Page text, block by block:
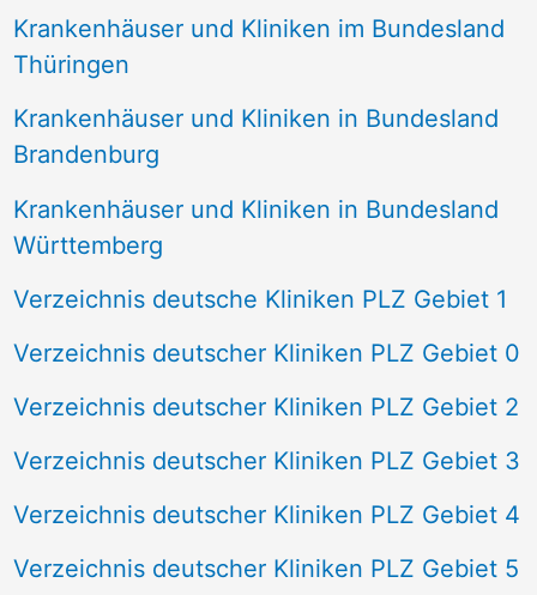
Krankenhäuser und Kliniken im Bundesland
Thüringen
Krankenhäuser und Kliniken in Bundesland
Brandenburg
Krankenhäuser und Kliniken in Bundesland
Württemberg
Verzeichnis deutsche Kliniken PLZ Gebiet 1
Verzeichnis deutscher Kliniken PLZ Gebiet 0
Verzeichnis deutscher Kliniken PLZ Gebiet 2
Verzeichnis deutscher Kliniken PLZ Gebiet 3
Verzeichnis deutscher Kliniken PLZ Gebiet 4
Verzeichnis deutscher Kliniken PLZ Gebiet 5